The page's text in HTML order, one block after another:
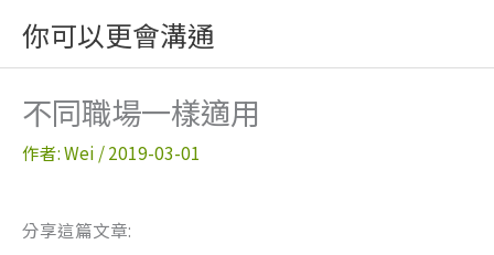
主
你可以更會溝通
不同職場一樣適用
作者:Wei /2019-03-01
分享這篇文章: